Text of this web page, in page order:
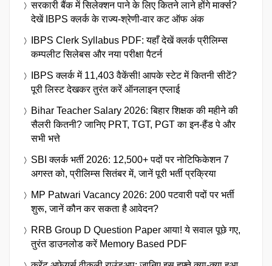
सरकारी बैंक में सिलेक्शन पाने के लिए कितने लाने होंगे मार्क्स?
देखें IBPS क्लर्क के राज्य-श्रेणी-वार कट ऑफ अंक
IBPS Clerk Syllabus PDF: यहाँ देखें क्लर्क प्रीलिम्स
कम्पलीट सिलेबस और नया परीक्षा पैटर्न
IBPS क्लर्क में 11,403 वैकेंसी! आपके स्टेट में कितनी सीटें?
पूरी लिस्ट देखकर तुरंत करें ऑनलाइन एप्लाई
Bihar Teacher Salary 2026: बिहार शिक्षक की महीने की
सैलरी कितनी? जानिए PRT, TGT, PGT का इन-हैंड पे और
सभी भत्ते
SBI क्लर्क भर्ती 2026: 12,500+ पदों पर नोटिफिकेशन 7
अगस्त को, प्रीलिम्स सितंबर में, जानें पूरी भर्ती प्रक्रिया
MP Patwari Vacancy 2026: 200 पटवारी पदों पर भर्ती
शुरू, जानें कौन कर सकता है आवेदन?
RRB Group D Question Paper आया! ये सवाल पूछे गए,
तुरंत डाउनलोड करें Memory Based PDF